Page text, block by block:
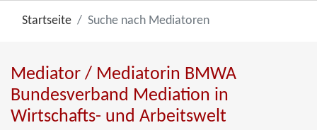
Startseite Suche nach Mediatoren
Mediator / Mediatorin BMWA
Bundesverband Mediation in
Wirtschafts- und Arbeitswelt